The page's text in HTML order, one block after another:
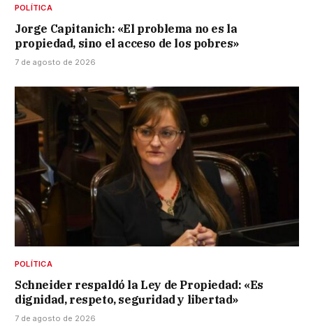
POLÍTICA
Jorge Capitanich: «El problema no es la
propiedad, sino el acceso de los pobres»
7 de agosto de 2026
POLÍTICA
Schneider respaldó la Ley de Propiedad: «Es
dignidad, respeto, seguridad y libertad»
7 de agosto de 2026